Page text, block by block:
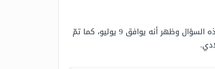
، حيث أجبنا عن هذه السؤال وظهر أنه يوافق 9 يوليو، كما تمّ